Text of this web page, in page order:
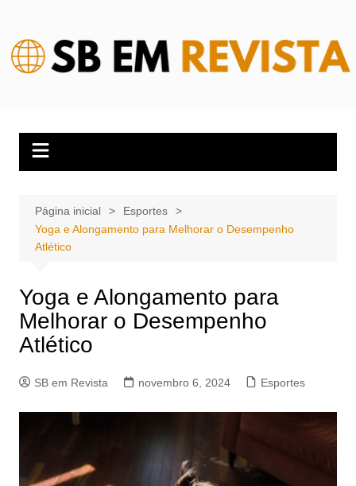
conteúdo
Página inicial
Esportes
Yoga e Alongamento para Melhorar o Desempenho
Atlético
Yoga e Alongamento para
Melhorar o Desempenho
Atlético
SB em Revista novembro 6, 2024 Esportes